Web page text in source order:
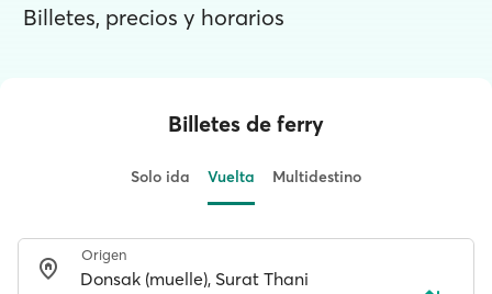
Billetes, precios y horarios
Billetes de ferry
Solo ida Vuelta Multidestino
Origen